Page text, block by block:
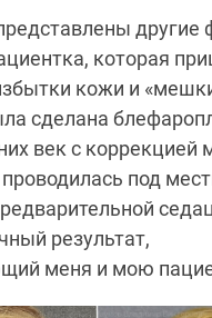
другие
которая
кожи и
сделана
век с коррекцией
под
результат,
меня и мою